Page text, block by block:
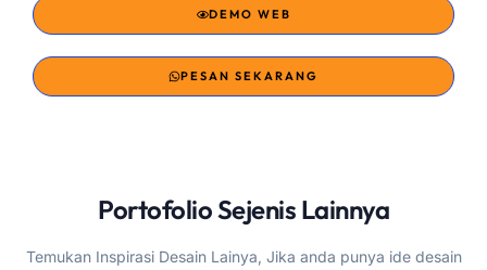
DEMO WEB
PESAN SEKARANG
Portofolio Sejenis Lainnya
Temukan Inspirasi Desain Lainya, Jika anda punya ide desain